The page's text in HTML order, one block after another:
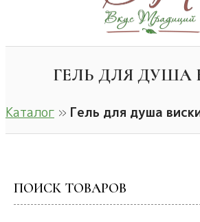
ГЕЛЬ ДЛЯ ДУША
Каталог » Гель для душа
ПОИСК ТОВАРОВ